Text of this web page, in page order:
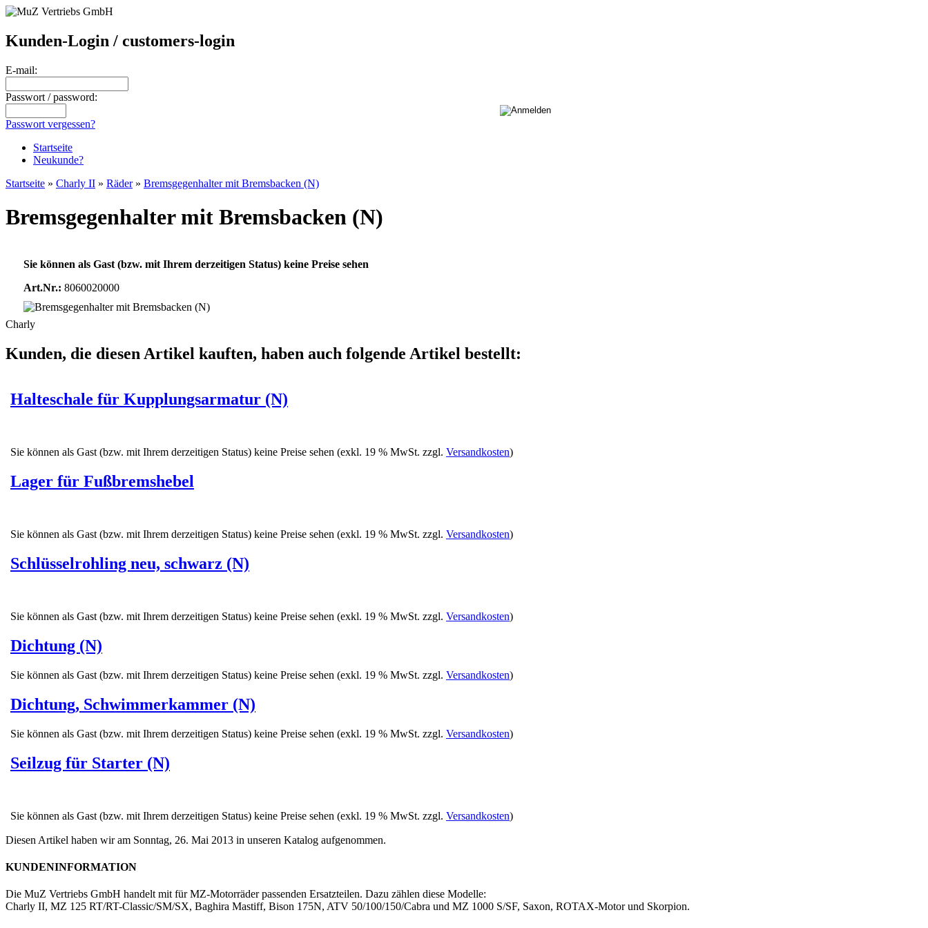
Kunden-Login / customers-login
E-mail:
Passwort / password:
Passwort vergessen?
Startseite
Neukunde?
Startseite » Charly II » Räder» Bremsgegenhalter mit Bremsbacken (N)
Bremsgegenhalter mit Bremsbacken (N)
Sie können als Gast (bzw. mit Ihrem derzeitigen Status) keine Preise sehen
Art.Nr.: 8060020000
Charly
Kunden, die diesen Artikel kauften, haben auch folgende Artikel bestellt:
Halteschale für Kupplungsarmatur (N)
Sie können als Gast (bzw. mit Ihrem derzeitigen Status) keine Preise sehen (exkl. 19 % MwSt. zzgl. Versandkosten)
Lager für Fußbremshebel
Sie können als Gast (bzw. mit Ihrem derzeitigen Status) keine Preise sehen (exkl. 19 % MwSt. zzgl. Versandkosten)
Schlüsselrohling neu, schwarz (N)
Sie können als Gast (bzw. mit Ihrem derzeitigen Status) keine Preise sehen (exkl. 19 % MwSt. zzgl. Versandkosten)
Dichtung (N)
Sie können als Gast (bzw. mit Ihrem derzeitigen Status) keine Preise sehen (exkl. 19 % MwSt. zzgl. Versandkosten)
Dichtung, Schwimmerkammer (N)
Sie können als Gast (bzw. mit Ihrem derzeitigen Status) keine Preise sehen (exkl. 19 % MwSt. zzgl. Versandkosten)
Seilzug für Starter (N)
Sie können als Gast (bzw. mit Ihrem derzeitigen Status) keine Preise sehen (exkl. 19 % MwSt. zzgl. Versandkosten)
Diesen Artikel haben wir am Sonntag, 26. Mai 2013 in unseren Katalog aufgenommen.
KUNDENINFORMATION
Die MuZ Vertriebs GmbH handelt mit für MZ-Motorräder passenden Ersatzteilen. Dazu zählen diese Modelle:
Charly II, MZ 125 RT/RT-Classic/SM/SX, Baghira Mastiff, Bison 175N, ATV 50/100/150/Cabra und MZ 1000 S/SF, Saxon, ROTAX-Motor und Skorpion.